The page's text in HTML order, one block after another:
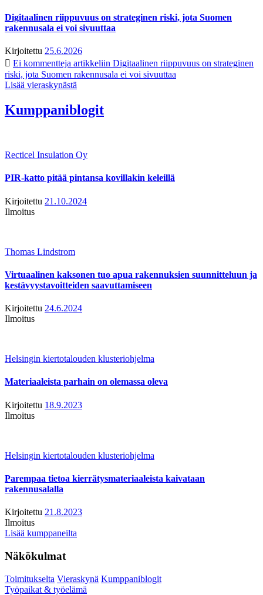
Digitaalinen riippuvuus on strateginen riski, jota Suomen
rakennusala ei voi sivuuttaa
Kirjoitettu 25.6.2026
Ei kommentteja artikkeliin Digitaalinen riippuvuus on strateginen
riski, jota Suomen rakennusala ei voi sivuuttaa
Lisää vieraskynästä
Kumppaniblogit
Recticel Insulation Oy
PIR-katto pitää pintansa kovillakin keleillä
Kirjoitettu 21.10.2024
Ilmoitus
Thomas Lindstrom
Virtuaalinen kaksonen tuo apua rakennuksien suunnitteluun ja
kestävyystavoitteiden saavuttamiseen
Kirjoitettu 24.6.2024
Ilmoitus
Helsingin kiertotalouden klusteriohjelma
Materiaaleista parhain on olemassa oleva
Kirjoitettu 18.9.2023
Ilmoitus
Helsingin kiertotalouden klusteriohjelma
Parempaa tietoa kierrätysmateriaaleista kaivataan
rakennusalalla
Kirjoitettu 21.8.2023
Ilmoitus
Lisää kumppaneilta
Näkökulmat
Toimitukselta Vieraskynä Kumppaniblogit
Työpaikat & työelämä